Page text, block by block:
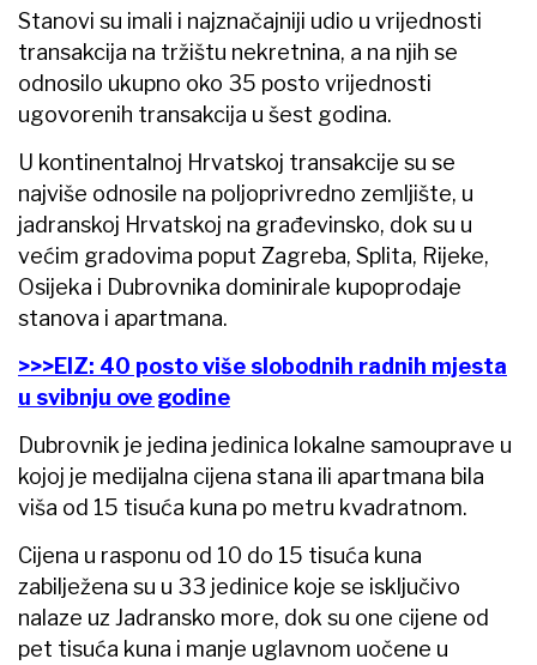
Stanovi su imali i najznačajniji udio u vrijednosti
transakcija na tržištu nekretnina, a na njih se
odnosilo ukupno oko 35 posto vrijednosti
ugovorenih transakcija u šest godina.
U kontinentalnoj Hrvatskoj transakcije su se
najviše odnosile na poljoprivredno zemljište, u
jadranskoj Hrvatskoj na građevinsko, dok su u
većim gradovima poput Zagreba, Splita, Rijeke,
Osijeka i Dubrovnika dominirale kupoprodaje
stanova i apartmana.
>>>EIZ: 40 posto više slobodnih radnih mjesta
u svibnju ove godine
Dubrovnik je jedina jedinica lokalne samouprave u
kojoj je medijalna cijena stana ili apartmana bila
viša od 15 tisuća kuna po metru kvadratnom.
Cijena u rasponu od 10 do 15 tisuća kuna
zabilježena su u 33 jedinice koje se isključivo
nalaze uz Jadransko more, dok su one cijene od
pet tisuća kuna i manje uglavnom uočene u